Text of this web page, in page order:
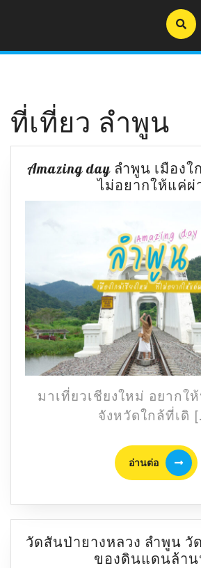
ที่เที่ยว ลำพูน
Amazing day ลำพูน เมือง
ไม่อยากให้แค่ผ่
มาเที่ยวเชียงใหม่ อยากใ
จังหวัดใกล้ที่เดิ
อ่านต่อ
อ่า
ต่อ
วัดสันป่ายางหลวง ลำพูน วั
ของดินแดนล้าน